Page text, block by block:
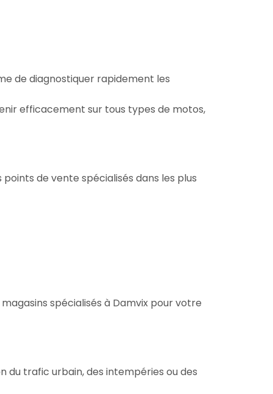
de diagnostiquer rapidement les
efficacement sur tous types de motos,
de vente spécialisés dans les plus
spécialisés à Damvix pour votre
du trafic urbain, des intempéries ou des